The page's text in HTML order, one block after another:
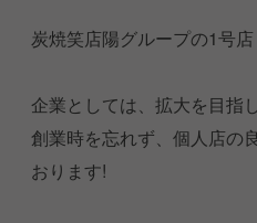
炭焼笑店陽グループの1号
企業としては、拡大を目指
創業時を忘れず、個人店の
おります!